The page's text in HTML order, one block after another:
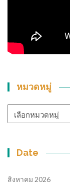
หมวดหมู่
หมู่
Date
สิงหาคม 2026